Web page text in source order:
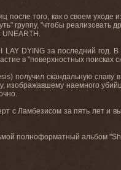
того, как о своем
группу, "чтобы
UNEARTH.
DYING за последний год.
в "поверхностных
получил скандальную славу
изображавшему наемного
с Ламбезисом за пять лет и
полноформатный альбом